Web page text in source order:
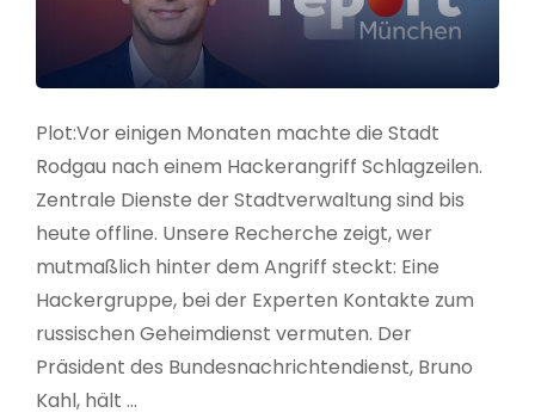
Plot:Vor einigen Monaten machte die Stadt
Rodgau nach einem Hackerangriff Schlagzeilen.
Zentrale Dienste der Stadtverwaltung sind bis
heute offline. Unsere Recherche zeigt, wer
mutmaßlich hinter dem Angriff steckt: Eine
Hackergruppe, bei der Experten Kontakte zum
russischen Geheimdienst vermuten. Der
Präsident des Bundesnachrichtendienst, Bruno
Kahl, hält …